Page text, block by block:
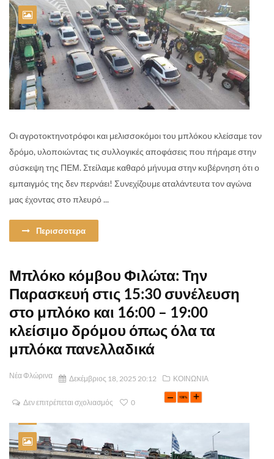
Οι αγροτοκτηνοτρόφοι και μελισσοκόμοι του μπλόκου κλείσαμε τον
δρόμο, υλοποιώντας τις συλλογικές αποφάσεις που πήραμε στην
σύσκεψη της ΠΕΜ. Στείλαμε καθαρό μήνυμα στην κυβέρνηση ότι ο
εμπαιγμός της δεν περνάει! Συνεχίζουμε αταλάντευτα τον αγώνα
μας έχοντας στο πλευρό ...
Περισσοτερα
Μπλόκο κόμβου Φιλώτα: Την
Παρασκευή στις 15:30 συνέλευση
στο μπλόκο και 16:00 – 19:00
κλείσιμο δρόμου όπως όλα τα
μπλόκα πανελλαδικά
Νέα Φλώρινα Δεκέμβριος 18, 2025 20:12 ΚΟΙΝΩΝΙΑ
Δεν επιτρέπεται σχολιασμός 0